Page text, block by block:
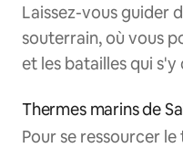
Laissez-vous guider
souterrain, où vous
et les batailles qui
Thermes marins de
Pour se ressourcer